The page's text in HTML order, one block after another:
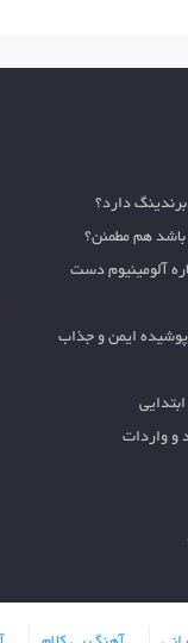
دارد؟
باشد هم مطمئن؟
آلومینیوم دست
ایمن و جذاب
و واردات